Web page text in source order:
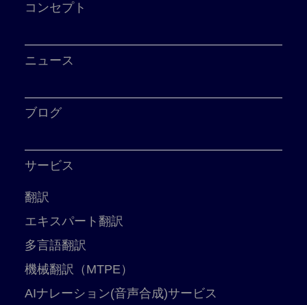
コンセプト
ニュース
ブログ
サービス
翻訳
エキスパート翻訳
多言語翻訳
機械翻訳（MTPE）
AIナレーション(音声合成)サービス